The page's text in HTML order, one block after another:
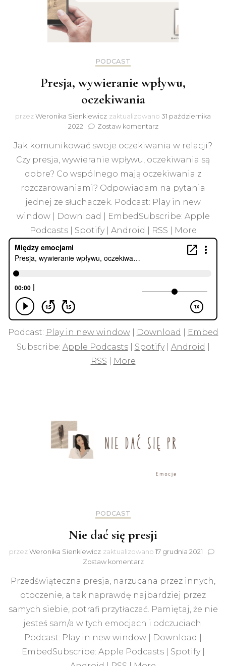
PODCAST
Presja, wywieranie wpływu,
oczekiwania
przezWeronika Sienkiewicz zaktualizowano 31 października
2022
Zostaw komentarzdo
wywieranie
wpływu,
Jak komunikować swoje oczekiwania w relacji?
Czy presja, wywieranie wpływu, oczekiwania są
dobre? Co wspólnego mają oczekiwania z
rozczarowaniami? Odpowiadam na pytania
jednej ze słuchaczek. Podcast: Play in new
window | Download | EmbedSubscribe: Apple
Podcasts | Spotify | Android | RSS | More
Podcast: Play in new window| Download
Embed
Subscribe: Apple Podcasts| Spotify| Android
RSS
More
PODCAST
Nie dać się presji
przezWeronika Sienkiewicz zaktualizowano 17 grudnia 2021
Zostaw komentarzdo
dać
się
presji
Przedświąteczna presja, narzucana przez innych,
otoczenie, a tak naprawdę najbardziej przez
samych siebie, potrafi przytłaczać. Pamiętaj, że nie
jesteś sam/a w tych emocjach i odczuciach.
Podcast: Play in new window | Download |
EmbedSubscribe: Apple Podcasts | Spotify |